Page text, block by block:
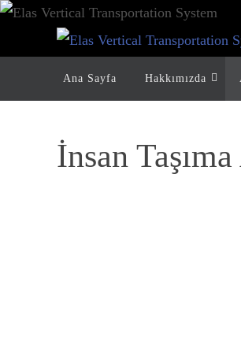
İçeriğe
Ana Sayfa Hakkımızda
İnsan